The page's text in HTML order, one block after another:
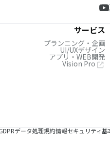
サービス
プランニング・企画
UI/UXデザイン
アプリ・WEB開発
Vision Pro
データ処理規約情報セキュリティ基